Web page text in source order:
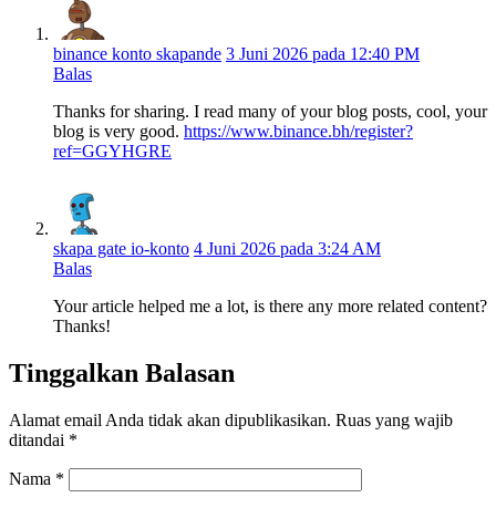
binance konto skapande 3 Juni 2026 pada 12:40 PM
Balas
Thanks for sharing. I read many of your blog posts, cool, your
blog is very good. https://www.binance.bh/register?
ref=GGYHGRE
skapa gate io-konto 4 Juni 2026 pada 3:24 AM
Balas
Your article helped me a lot, is there any more related content?
Thanks!
Tinggalkan Balasan
Alamat email Anda tidak akan dipublikasikan. Ruas yang wajib
ditandai *
Nama *